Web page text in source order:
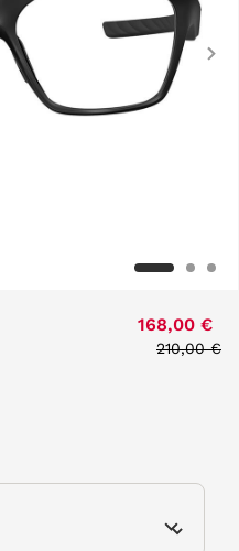
168,00 €
Price
210,00 €